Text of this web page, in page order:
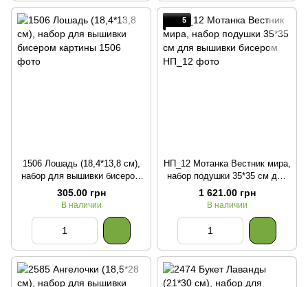
1506 Лошадь (18,4*13,8 см),
набор для вышивки бисером
картины
305.00 грн
В наличии
5
НП_12 Мотанка Вестник мира,
набор подушки 35*35 см для
вышивки бисером
1 621.00 грн
В наличии